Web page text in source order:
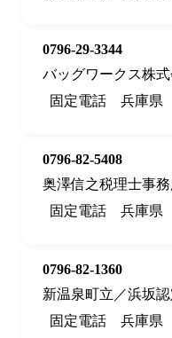
0796-29-3344
バッグワークス株
固定電話
兵庫県
0796-82-5408
奥澤信之税理士事
固定電話
兵庫県
0796-82-1360
新温泉町立／浜坂
固定電話
兵庫県